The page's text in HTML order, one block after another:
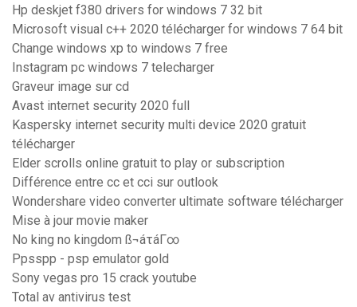
Hp deskjet f380 drivers for windows 7 32 bit
Microsoft visual c++ 2020 télécharger for windows 7 64 bit
Change windows xp to windows 7 free
Instagram pc windows 7 telecharger
Graveur image sur cd
Avast internet security 2020 full
Kaspersky internet security multi device 2020 gratuit
télécharger
Elder scrolls online gratuit to play or subscription
Différence entre cc et cci sur outlook
Wondershare video converter ultimate software télécharger
Mise à jour movie maker
No king no kingdom ß¬áτáΓ∞
Ppsspp - psp emulator gold
Sony vegas pro 15 crack youtube
Total av antivirus test